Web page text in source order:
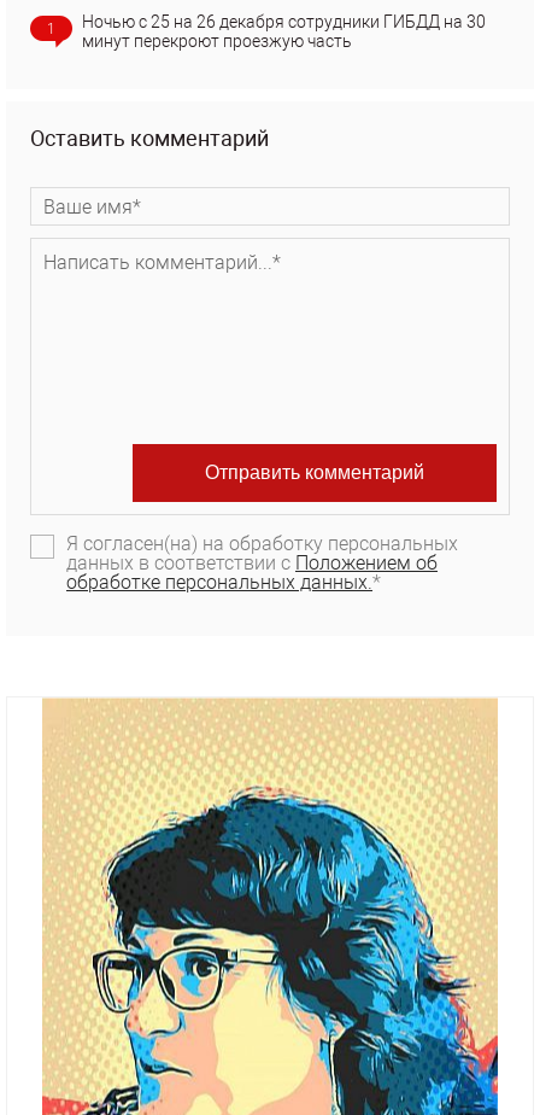
1
Ночью с 25 на 26 декабря сотрудники ГИБДД на 30
минут перекроют проезжую часть
Оставить комментарий
Я согласен(на) на обработку персональных
данных в соответствии с Положением об
обработке персональных данных.*